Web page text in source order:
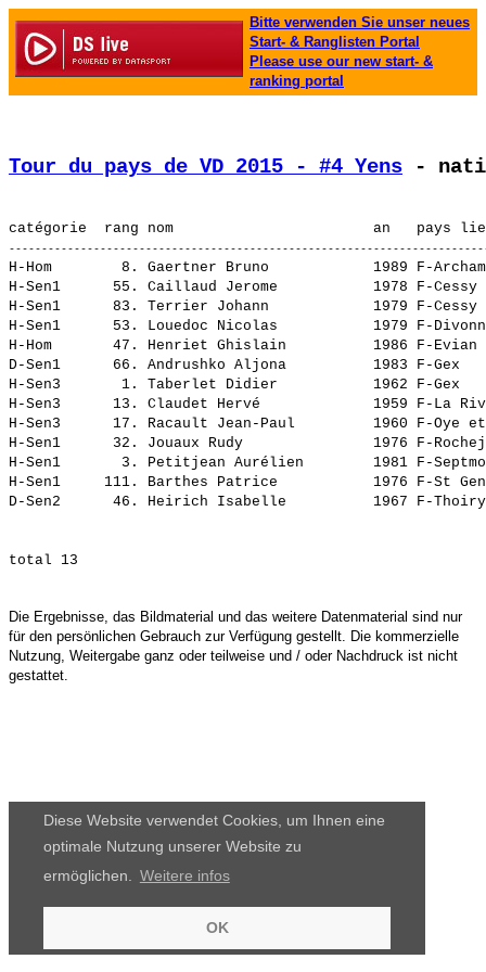
Diese Website verwendet Cookies, um Ihnen eine
optimale Nutzung unserer Website zu
ermöglichen.
Weitere infos
OK
Bitte verwenden Sie unser neues
Start- & Ranglisten Portal
Please use our new start- &
ranking portal
Tour du pays de VD 2015 - #4 Yens -
H-Hom        8. Gaertner Bruno
1989 F-
H-Sen1      55. Caillaud Jerome
1978 F-
H-Sen1      83. Terrier Johann
1979 F-
H-Sen1      53. Louedoc Nicolas
1979 F-
H-Hom       47. Henriet Ghislain
1986 F-
D-Sen1      66. Andrushko Aljona
1983 F-
H-Sen3       1. Taberlet Didier
1962 F-
H-Sen3      13. Claudet Hervé
1959 F-La
H-Sen3      17. Racault Jean-Paul
1960 F-
H-Sen1      32. Jouaux Rudy
1976 F-
H-Sen1       3. Petitjean Aurélien
1981 F-
H-Sen1     111. Barthes Patrice
1976 F-St
D-Sen2      46. Heirich Isabelle
Die Ergebnisse, das Bildmaterial und das weitere Datenmaterial sind nur
für den persönlichen Gebrauch zur Verfügung gestellt. Die kommerzielle
Nutzung, Weitergabe ganz oder teilweise und / oder Nachdruck ist nicht
gestattet.